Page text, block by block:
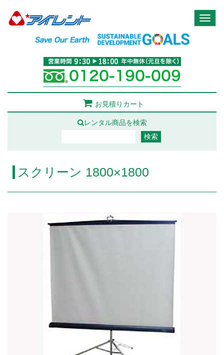
お見積りカート
レンタル商品を検索
スクリーン 1800×1800